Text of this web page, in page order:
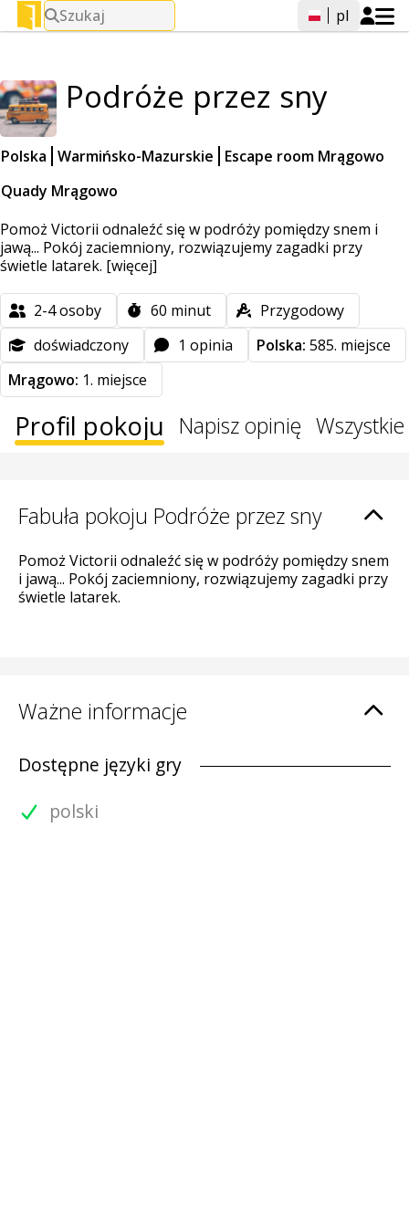
Szukaj pl
Podróże przez sny
Polska Warmińsko-Mazurskie
Escape room Mrągowo
Quady Mrągowo
Pomoż Victorii odnaleźć się w podróży pomiędzy snem i
jawą... Pokój zaciemniony, rozwiązujemy zagadki przy
świetle latarek. [więcej]
2-4osoby 60 minut
Przygodowy
doświadczony
1 opinia Polska: 585. miejsce
Mrągowo: 1. miejsce
Profil pokoju Napisz opinię
Fabuła pokoju Podróże przez sny
Pomoż Victorii odnaleźć się w podróży pomiędzy snem
i jawą... Pokój zaciemniony, rozwiązujemy zagadki przy
świetle latarek.
Ważne informacje
Dostępne języki gry
polski